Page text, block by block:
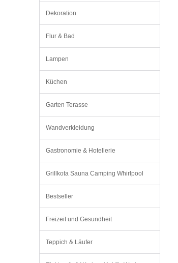
Dekoration
Flur & Bad
Lampen
Küchen
Garten Terasse
Wandverkleidung
Gastronomie & Hotellerie
Grillkota Sauna Camping Whirlpool
Bestseller
Freizeit und Gesundheit
Teppich & Läufer